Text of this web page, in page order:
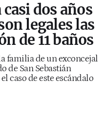
dos años
legales las
de 11 baños
familia de un exconcejal
de San Sebastián
caso de este escándalo